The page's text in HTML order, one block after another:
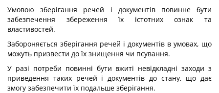
Умовою зберігання речей і документів повинне бути
забезпечення збереження їх істотних ознак та
властивостей.
Забороняється зберігання речей і документів в умовах, що
можуть призвести до їх знищення чи псування.
У разі потреби повинні бути вжиті невідкладні заходи з
приведення таких речей і документів до стану, що дає
змогу забезпечити їх подальше зберігання.